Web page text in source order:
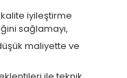
iyileştirme
sağlamayı,
maliyette ve